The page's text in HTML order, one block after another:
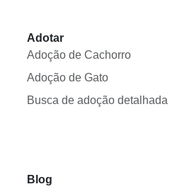
Adotar
Adoção de Cachorro
Adoção de Gato
Busca de adoção detalhada
Blog